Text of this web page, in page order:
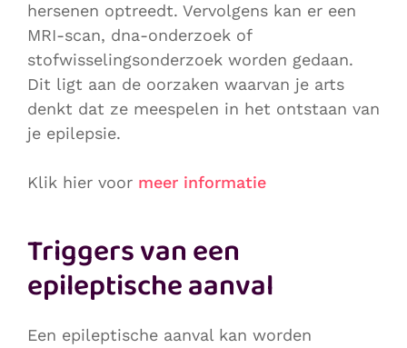
hersenen optreedt. Vervolgens kan er een
MRI-scan, dna-onderzoek of
stofwisselingsonderzoek worden gedaan.
Dit ligt aan de oorzaken waarvan je arts
denkt dat ze meespelen in het ontstaan van
je epilepsie.
Klik hier voor meer informatie
Triggers van een
epileptische aanval
Een epileptische aanval kan worden